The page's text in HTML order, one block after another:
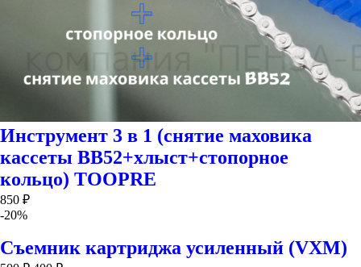
Инструмент 3 в 1 (снятие маховика
кассеты BB52+хлыст+стопорное
кольцо) TOOPRE
850 ₽
-20%
Съемник картриджа усиленный (VXM)